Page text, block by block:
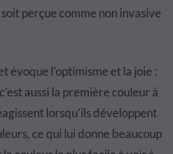
perçue comme non invasive
évoque l'optimisme et la joie ;
aussi la première couleur à
lorsqu'ils développent
ce qui lui donne beaucoup